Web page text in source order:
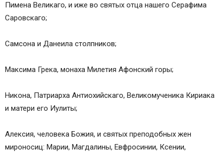
Пимена Великаго, и иже во святых отца нашего Серафима
Саровскаго;
Самсона и Данеила столпников;
Максима Грека, монаха Милетия Афонский горы;
Никона, Патриарха Антиохийскаго, Великомученика Кириака
и матери его Иулиты;
Алексия, человека Божия, и святых преподобных жен
мироносиц: Марии, Магдалины, Евфросинии, Ксении,